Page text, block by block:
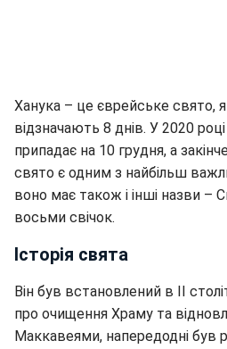
Ханука – це єврейське свято,
відзначають 8 днів. У 2020
припадає на 10 грудня, а
свято є одним з найбільш
воно має також і інші назви –
восьми свічок.
Історія свята
Він був встановлений в II
про очищення Храму та
Маккавеями, напередодні був